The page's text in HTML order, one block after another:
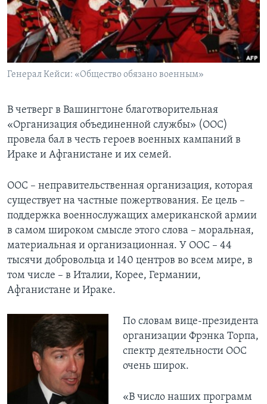
Learning English
СОЦИАЛЬНЫЕ СЕТИ
Языки
Генерал Кейси: «Общество обязано военным»
В четверг в Вашингтоне благотворительная
«Организация объединенной службы» (ООС)
провела бал в честь героев военных кампаний в
Ираке и Афганистане и их семей.
ООС – неправительственная организация, которая
существует на частные пожертвования. Ее цель –
поддержка военнослужащих американской армии
в самом широком смысле этого слова – моральная,
материальная и организационная. У ООС – 44
тысячи добровольца и 140 центров во всем мире, в
том числе – в Италии, Корее, Германии,
Афганистане и Ираке.
По словам вице-президента
организации Фрэнка Торпа,
спектр деятельности ООС
очень широк.
«В число наших программ